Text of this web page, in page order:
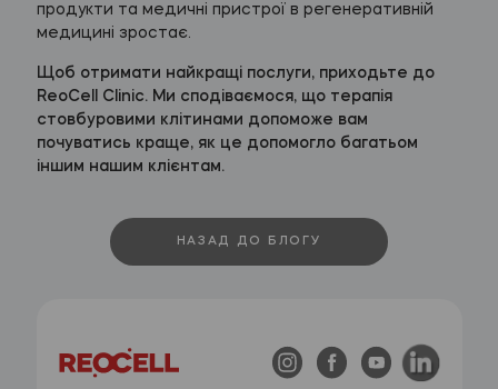
продукти та медичні пристрої в регенеративній
медицині зростає.
Щоб отримати найкращі послуги, приходьте до
ReoCell Clinic. Ми сподіваємося, що терапія
стовбуровими клітинами допоможе вам
почуватись краще, як це допомогло багатьом
іншим нашим клієнтам.
НАЗАД ДО БЛОГУ